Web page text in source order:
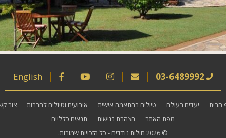
03-6489992
English
הבית יעדים בעולם טיולים בהתאמה אישית אירועים וטיולים לחברות
צור
מפת האתר
הצהרת נגישות
תנאים כלליים
© 2026
חולות נודדים - כל הזכויות שמורות.